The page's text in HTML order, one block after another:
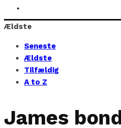
Ældste
Seneste
Ældste
Tilfældig
A to Z
James